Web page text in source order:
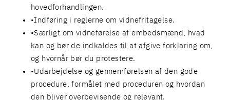
hovedforhandlingen.
Indføring i reglerne om vidnefritagelse.
Særligt om vidneførelse af embedsmænd, hvad
kan og bør de indkaldes til at afgive forklaring om,
og hvornår bør du protestere.
Udarbejdelse og gennemførelsen af den gode
procedure, formålet med proceduren og hvordan
den bliver overbevisende og relevant.